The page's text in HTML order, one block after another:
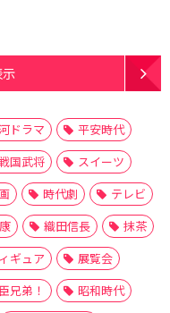
ドラマ
平安時代
国武将
スイーツ
時代劇
テレビ
織田信長
抹茶
ギュア
展覧会
兄弟！
昭和時代